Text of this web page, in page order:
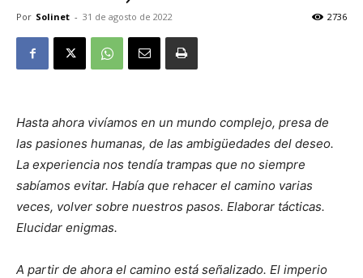
Por Solinet - 31 de agosto de 2022 2736
Hasta ahora vivíamos en un mundo complejo, presa de
las pasiones humanas, de las ambigüedades del deseo.
La experiencia nos tendía trampas que no siempre
sabíamos evitar. Había que rehacer el camino varias
veces, volver sobre nuestros pasos. Elaborar tácticas.
Elucidar enigmas.
A partir de ahora el camino está señalizado. El imperio